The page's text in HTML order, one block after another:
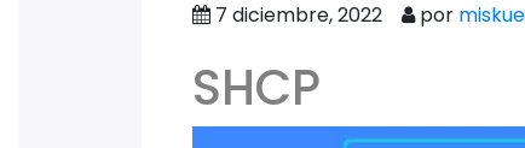
7 diciembre, 2022 por
SHCP